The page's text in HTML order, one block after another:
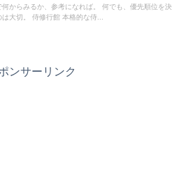
何からみるか、参考になれば。 何でも、優先順位を決
大切。 侍修行館 本格的な侍...
ンサーリンク